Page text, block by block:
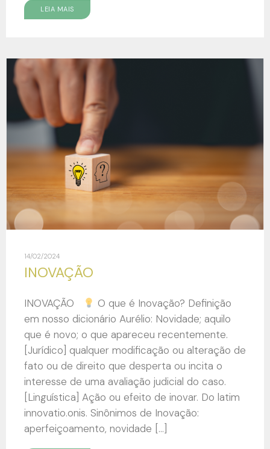
LEIA MAIS
14/02/2024
INOVAÇÃO
INOVAÇÃO
O que é Inovação? Definição
em nosso dicionário Aurélio: Novidade; aquilo
que é novo; o que apareceu recentemente.
[Jurídico] qualquer modificação ou alteração de
fato ou de direito que desperta ou incita o
interesse de uma avaliação judicial do caso.
[Linguística] Ação ou efeito de inovar. Do latim
innovatio.onis. Sinônimos de Inovação:
aperfeiçoamento, novidade […]